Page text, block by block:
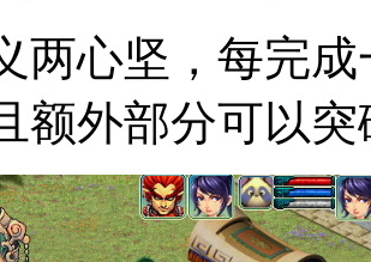
两心坚，每完
额外部分可以